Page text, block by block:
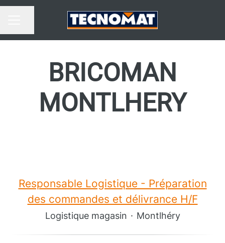
MENU CARRIÈRE
Partager la page
BRICOMAN
MONTLHERY
Responsable Logistique - Préparation
des commandes et délivrance H/F
Logistique magasin · Montlhéry